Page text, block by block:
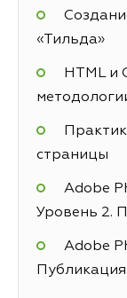
«Тильда»
HTML и
страницы
Adobe
Уровень 2.
Adobe